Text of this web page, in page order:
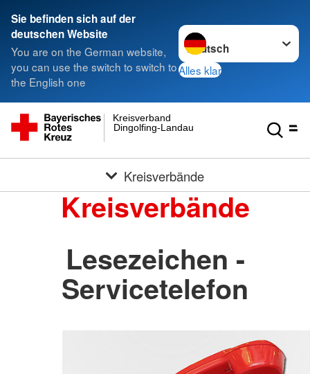
Sie befinden sich auf der
deutschen Website
You are on the German website,
you can use the switch to switch to
the English one
Sprache wechseln zu
Alles klar
Dingolfing-Landau
Kreisverband
Kreisverbände
Kreisverbände
Lesezeichen -
Servicetelefon